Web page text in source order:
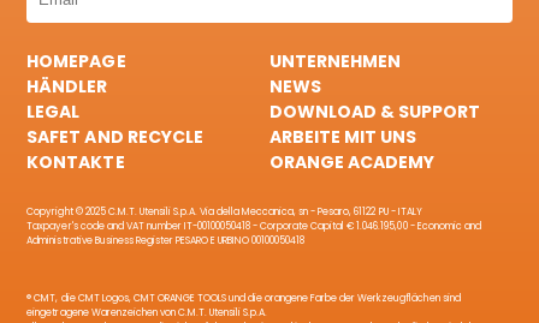
HOMEPAGE
UNTERNEHMEN
HÄNDLER
NEWS
LEGAL
DOWNLOAD & SUPPORT
SAFET AND RECYCLE
ARBEITE MIT UNS
KONTAKTE
ORANGE ACADEMY
Copyright © 2025 C.M.T. Utensili S.p.A. Via della Meccanica, sn - Pesaro, 61122 PU - ITALY
Taxpayer's code and VAT number IT-00100050418 - Corporate Capital € 1.046.195,00 - Economic and
Administrative Business Register PESARO E URBINO 00100050418
® CMT, die CMT Logos, CMT ORANGE TOOLS und die orangene Farbe der Werkzeugflächen sind
eingetragene Warenzeichen von C.M.T. Utensili S.p.A.